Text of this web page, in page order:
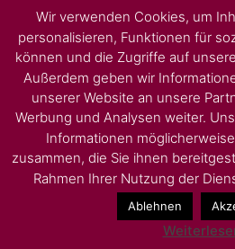
FOLLOW
© 2026 by Erolifestyle
Datenschutz
Wir verwenden Cookies, um
personalisieren, Funktionen für
können und die Zugriffe auf
Außerdem geben wir
unserer Website an unsere
Werbung und Analysen weiter.
Informationen
zusammen, die Sie ihnen
Rahmen Ihrer Nutzung der
Ablehnen